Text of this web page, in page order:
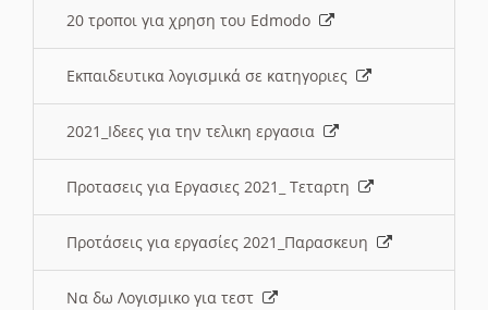
20 τροποι για χρηση του Edmodo
Εκπαιδευτικα λογισμικά σε κατηγοριες
2021_Ιδεες για την τελικη εργασια
Προτασεις για Εργασιες 2021_ Τεταρτη
Προτάσεις για εργασίες 2021_Παρασκευη
Να δω Λογισμικο για τεστ